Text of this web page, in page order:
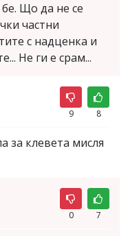
Що да не се
частни
с надценка и
Не ги е срам...
9 8
за клевета мисля
0 7